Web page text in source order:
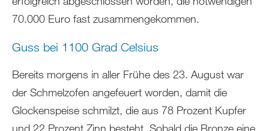
70.000 Euro fast zusammengekommen.
Guss bei 1100 Grad Celsius
Bereits morgens in aller Frühe des 23. August war
der Schmelzofen angefeuert worden, damit die
Glockenspeise schmilzt, die aus 78 Prozent Kupfer
und 22 Prozent Zinn besteht. Sobald die Bronze eine